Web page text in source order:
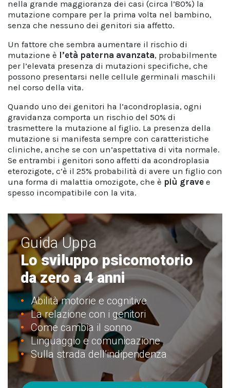
nella grande maggioranza dei casi (circa l’80%) la
mutazione compare per la prima volta nel bambino,
senza che nessuno dei genitori sia affetto.
Un fattore che sembra aumentare il rischio di
mutazione è
l’età paterna avanzata, probabilmente
per l’elevata presenza di mutazioni specifiche, che
possono presentarsi nelle cellule germinali maschili
nel corso della vita.
Quando uno dei genitori ha l’acondroplasia, ogni
gravidanza comporta un rischio del 50% di
trasmettere la mutazione al figlio. La presenza della
mutazione si manifesta sempre con caratteristiche
cliniche, anche se con un’aspettativa di vita normale.
Se entrambi i genitori sono affetti da acondroplasia
eterozigote, c’è il 25% probabilità di avere un figlio con
una forma di malattia omozigote, che è più grave e
spesso incompatibile con la vita.
Guida Uppa
Lo sviluppo psicomotorio
da zero a 4 anni
Abilità motorie e cognitive
La relazione con i genitori
Come cambia il sonno
Linguaggio e comunicazione
Sulla strada dell’indipendenza